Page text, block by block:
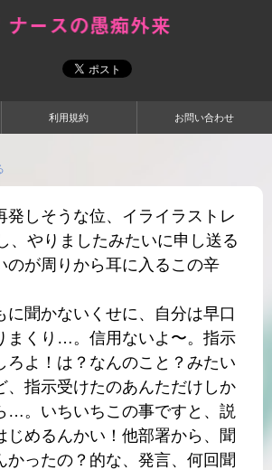
利用規約 お問い合わせ
発しそうな位、イライラストレ
、やりましたみたいに申し送る
のが周りから耳に入るこの辛
に聞かないくせに、自分は早口
まくり…。信用ないよ〜。指示
ろよ！は？なんのこと？みたい
、指示受けたのあんただけしか
…。いちいちこの事ですと、説
じめるんかい！他部署から、聞
かったの？的な、発言、何回聞